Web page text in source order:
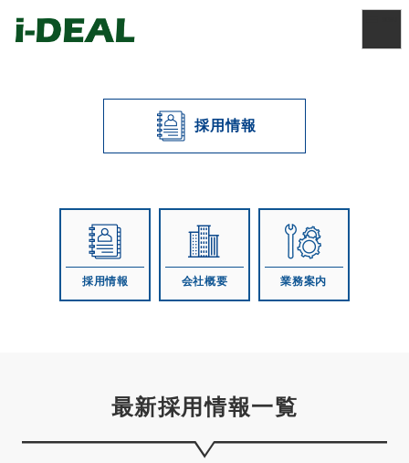
採用情報
採用情報 会社概要 業務案内
最新採用情報一覧